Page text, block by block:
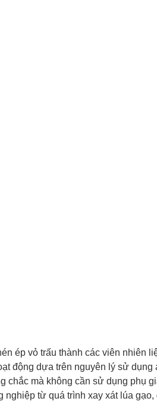
ép vỏ trấu thành các viên nhiên
động dựa trên nguyên lý sử
chắc mà không cần sử dụng phụ
từ quá trình xay xát lúa